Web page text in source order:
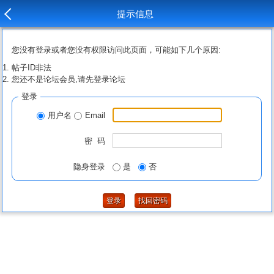
提示信息
您没有登录或者您没有权限访问此页面，可能如下几个原因:
帖子ID非法
您还不是论坛会员,请先登录论坛
登录
用户名 Email
密 码
隐身登录 是 否